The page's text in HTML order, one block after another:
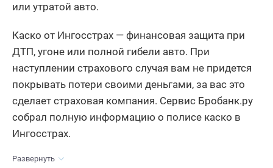
или утратой авто.
Каско от Ингосстрах — финансовая защита при
ДТП, угоне или полной гибели авто. При
наступлении страхового случая вам не придется
покрывать потери своими деньгами, за вас это
сделает страховая компания. Сервис Бробанк.ру
собрал полную информацию о полисе каско в
Ингосстрах.
Развернуть